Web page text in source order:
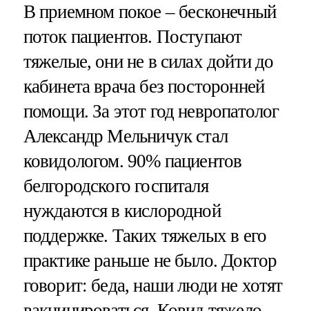
В приемном покое – бесконечный
поток пациентов. Поступают
тяжелые, они не в силах дойти до
кабинета врача без посторонней
помощи. За этот год невропатолог
Александр Мельничук стал
ковидологом. 90% пациентов
белгородского госпиталя
нуждаются в кислородной
поддержке. Таких тяжелых в его
практике раньше не было. Доктор
говорит: беда, наши люди не хотят